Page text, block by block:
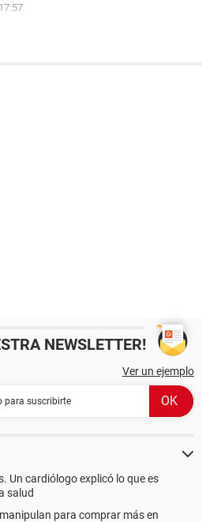
NEWSLETTER!
Ver un ejemplo
Un cardiólogo explicó lo que es
salud
para comprar más en